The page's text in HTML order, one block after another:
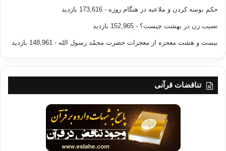
حکم بوسه کردن و ملاعبه در هنگام روزه - 173,616 بازدید
نصیب زن در بهشت چیست؟ - 152,965 بازدید
بیست و هشت معجزه از معجزات حضرت محمّد رسول الله - 148,961 بازدید
تناقضات قرآنی